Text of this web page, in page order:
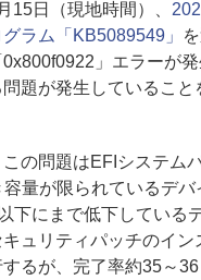
日（現地時間）、
ラム「KB5089549」
」エラーが
問題が発生していること
の問題はEFIシステム
量が限られているデバ
下にまで低下している
ュリティパッチのイン
るが、完了率約35～